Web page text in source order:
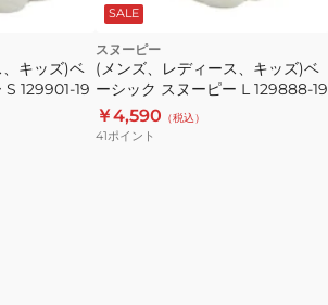
キッズ)ベ
129901-19
SALE
スヌーピー
(メンズ、レディース、キッズ)ベ
ーシック スヌーピー L 129888-19
￥4,590 （税込）
41ポイント